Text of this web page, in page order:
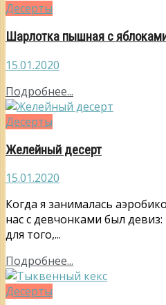
Десерты
Шарлотка пышная с
15.01.2020
Подробнее...
Десерты
Желейный десерт
15.01.2020
Когда я занималась
нас с девчонками был
для того,...
Подробнее...
Десерты